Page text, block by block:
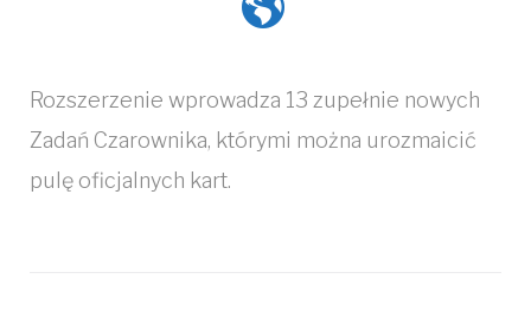
Rozszerzenie wprowadza 13 zupełnie nowych
Zadań Czarownika, którymi można urozmaicić
pulę oficjalnych kart.